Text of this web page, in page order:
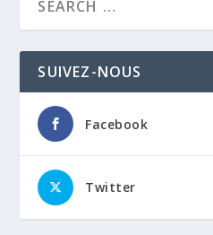
SUIVEZ-NOUS
Facebook
Twitter